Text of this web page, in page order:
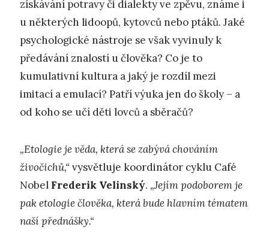
získávání potravy či dialekty ve zpěvu, známe i
u některých lidoopů, kytovců nebo ptáků. Jaké
psychologické nástroje se však vyvinuly k
předávání znalostí u člověka? Co je to
kumulativní kultura a jaký je rozdíl mezi
imitací a emulací? Patří výuka jen do školy – a
od koho se učí děti lovců a sběračů?
„Etologie je věda, která se zabývá chováním
živočichů,“ vysvětluje koordinátor cyklu Café
Nobel Frederik Velinský. „Jejím podoborem je
pak etologie člověka, která bude hlavním tématem
naší přednášky.“